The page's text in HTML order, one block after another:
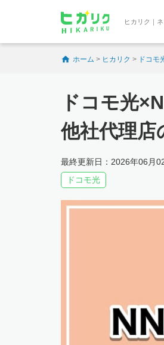
ヒカリク｜
ホーム > ヒカリク > ドコモ
ドコモ光
他社代理店
最終更新日：2026年06月
ドコモ光